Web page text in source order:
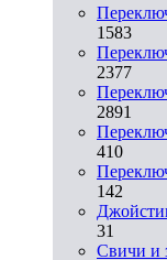
1583
2377
2891
410
142
31
Свичи и